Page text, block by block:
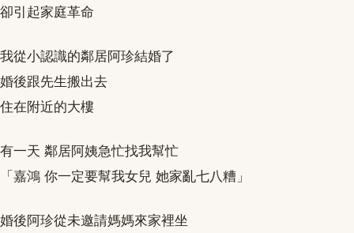
卻引起家庭革命
我從小認識的鄰居阿珍結婚了
婚後跟先生搬出去
住在附近的大樓
有一天 鄰居阿姨急忙找我幫忙
「嘉鴻 你一定要幫我女兒 她家亂七八糟」
婚後阿珍從未邀請媽媽來家裡坐